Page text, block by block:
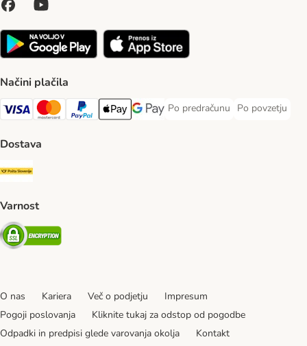
Načini plačila
Visa Payment Method
MasterCard Payment Method
PayPal Payment Method
Apple Pay Payment Method
Google pay Payment Method
Po predračunu
Po predračunu Payment Method
Po povzetju
Po povzetju
Dostava
Pošta Slovenije Shipping Method
Varnost
Security
O nas Kariera Več o podjetju
Impresum
Pogoji poslovanja
Kliknite tukaj za odstop od pogodbe
Odpadki in predpisi glede varovanja okolja
Kontakt